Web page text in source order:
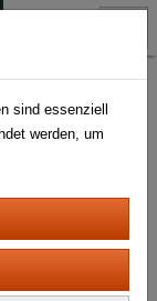
sind essenziell
werden, um